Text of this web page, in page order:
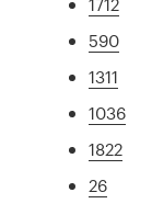
590
1311
1036
1822
26